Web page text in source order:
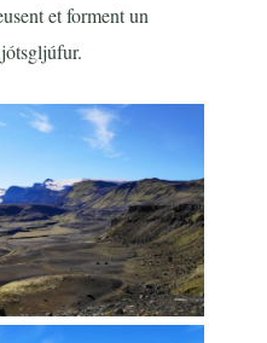
et forment un